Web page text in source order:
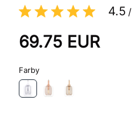
4.5 /
69.75 EUR
Farby